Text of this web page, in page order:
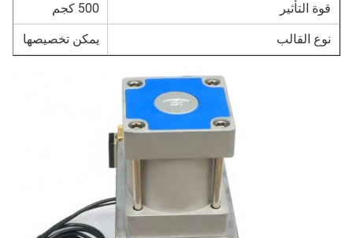
التأثير
القالب يمكن تخصيصها